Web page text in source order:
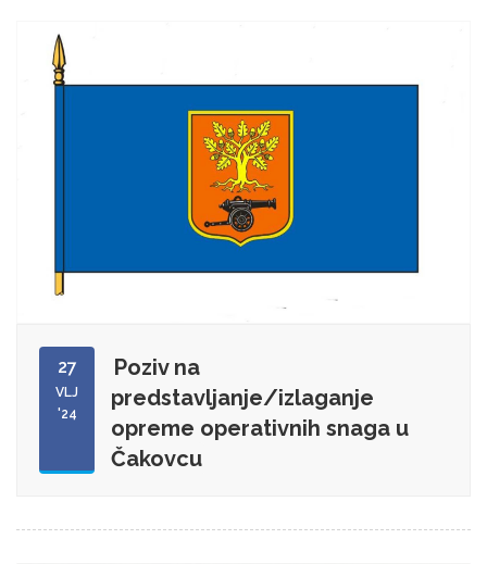
27
VLJ
'24
Poziv na
predstavljanje/izlaganje
opreme operativnih snaga u
Čakovcu